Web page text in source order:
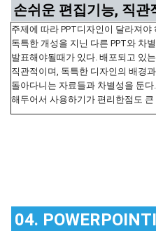
손쉬운 편집기능, 직관
주제에 따라 PPT디자인이 달라져
독특한 개성을 지닌 다른 PPT와 차
발표해야될때가 있다. 배포되고 있
직관적이며, 독특한 디자인의 배경
돌아다니는 자료들과 차별성을 둔
해두어서 사용하기가 편리한점도 큰
04.